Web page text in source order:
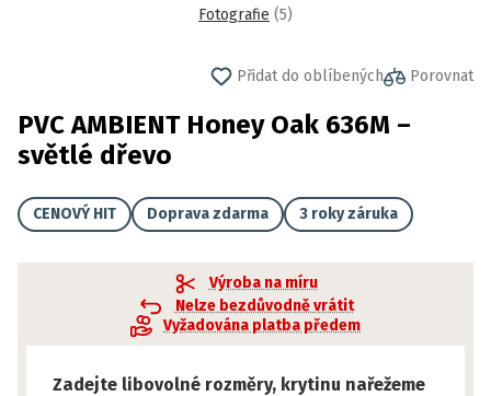
Fotografie (5)
Přidat do oblíbených Porovnat
PVC AMBIENT Honey Oak 636M –
světlé dřevo
CENOVÝ HIT Doprava zdarma 3 roky záruka
Výroba na míru
Nelze bezdůvodně vrátit
Vyžadována platba předem
Zadejte libovolné rozměry, krytinu nařežeme